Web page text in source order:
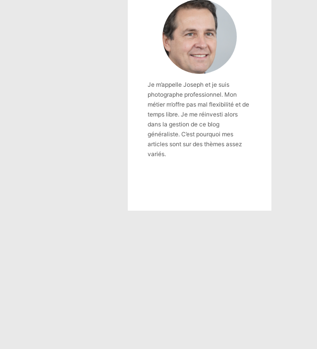
Je m’appelle Joseph et je suis
photographe professionnel. Mon
métier m’offre pas mal flexibilité et de
temps libre. Je me réinvesti alors
dans la gestion de ce blog
généraliste. C’est pourquoi mes
articles sont sur des thèmes assez
variés.